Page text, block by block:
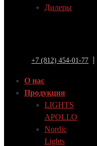
Дилеры
+7 (812) 454-01-77
О нас
Продукция
LIGHTS
APOLLO
Nordic
Lights